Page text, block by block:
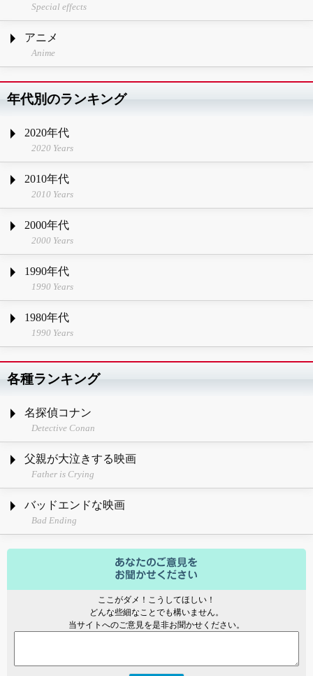
Special effects
アニメ
Anime
年代別のランキング
2020年代
2020 Years
2010年代
2010 Years
2000年代
2000 Years
1990年代
1990 Years
1980年代
1990 Years
各種ランキング
名探偵コナン
Detective Conan
父親が大泣きする映画
Father is Crying
バッドエンドな映画
Bad Ending
ここがダメ！こうしてほしい！
どんな些細なことでも構いません。
当サイトへのご意見を是非お聞かせください。